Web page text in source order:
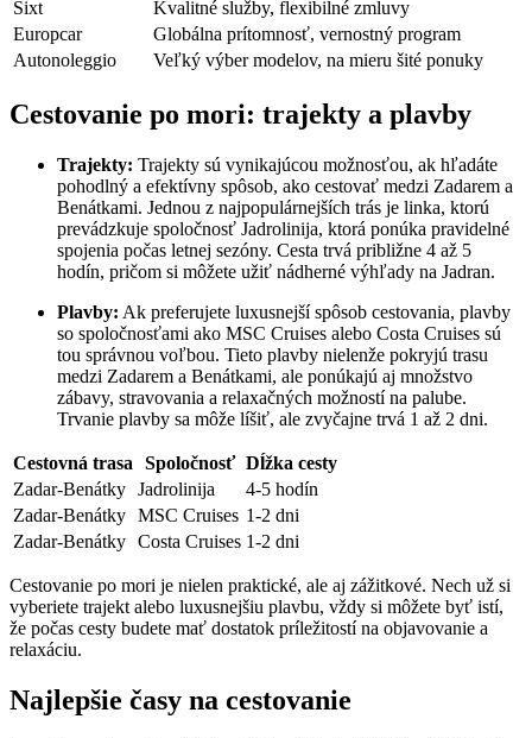
Sixt
Kvalitné služby, flexibilné zmluvy
Europcar
Globálna prítomnosť,⁢ vernostný program
Autonoleggio
Veľký výber modelov, na ‌mieru ‍šité ponuky
Cestovanie po mori: trajekty a plavby
Trajekty: Trajekty sú⁤ vynikajúcou možnosťou, ak hľadáte
pohodlný​ a efektívny ⁣spôsob, ako cestovať medzi Zadarem a
Benátkami. Jednou z najpopulárnejších⁢ trás je linka, ktorú‍
prevádzkuje spoločnosť Jadrolinija,​ ktorá ponúka pravidelné
spojenia počas letnej sezóny. Cesta trvá ‍približne 4 až 5
hodín, pričom si môžete užiť nádherné výhľady na Jadran.
Plavby: Ak ⁢preferujete luxusnejší‍ spôsob⁤ cestovania, plavby
so spoločnosťami⁢ ako MSC ⁣Cruises alebo Costa Cruises sú
tou správnou voľbou. Tieto plavby nielenže pokryjú trasu
medzi Zadarem a Benátkami, ale ponúkajú aj množstvo
zábavy, stravovania a relaxačných možností na palube.‌
Trvanie plavby sa môže líšiť, ale zvyčajne trvá 1⁤ až 2 dni.
Cestovná trasa Spoločnosť Dĺžka cesty
Zadar-Benátky Jadrolinija
4-5 hodín
Zadar-Benátky MSC ‌Cruises 1-2 dni
Zadar-Benátky Costa Cruises 1-2 dni
Cestovanie​ po mori ⁣je nielen​ praktické, ale aj zážitkové. Nech už si
vyberiete trajekt alebo⁤ luxusnejšiu plavbu, vždy si⁢ môžete byť istí,
že počas cesty budete mať dostatok príležitostí na objavovanie a
relaxáciu.
Najlepšie⁢ časy ‍na‌ cestovanie